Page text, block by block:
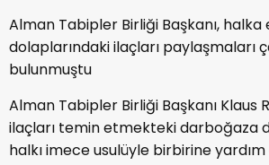
Alman Tabipler Birliği Başkanı, halka
dolaplarındaki ilaçları paylaşmaları
bulunmuştu
Alman Tabipler Birliği Başkanı Klaus
ilaçları temin etmekteki darboğaza
halkı imece usulüyle birbirine